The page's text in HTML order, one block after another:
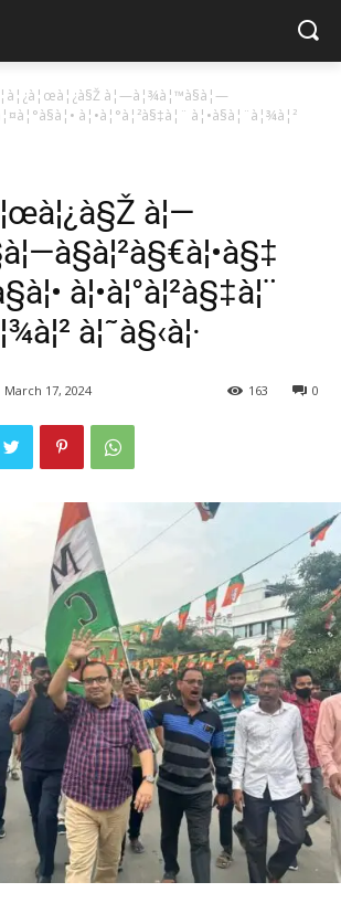
à¦—à¦¾à¦™à§à¦—
à¦•à¦°à¦²à§‡à¦¨ à¦•à§à¦¨à¦¾à¦²
à¦—
à¦•à¦°à¦²à§‡à¦¨
à¦˜à§‹à¦·
March 17, 2024 0
163